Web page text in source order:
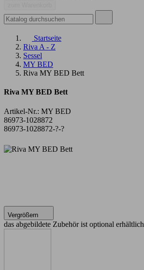
Startseite
Riva A - Z
Sessel
MY BED
Riva MY BED Bett
Riva MY BED Bett
Artikel-Nr.: MY BED
86973-1028872
86973-1028872-?-?
Vergrößern
das abgebildete Zubehör ist optional erhältlich